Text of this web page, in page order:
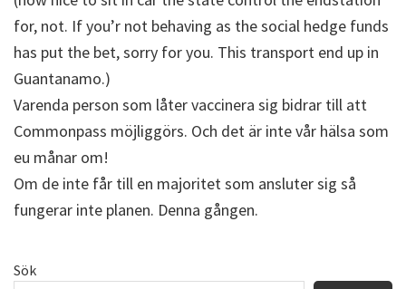
for, not. If you’r not behaving as the social hedge funds
has put the bet, sorry for you. This transport end up in
Guantanamo.)
Varenda person som låter vaccinera sig bidrar till att
Commonpass möjliggörs. Och det är inte vår hälsa som
eu månar om!
Om de inte får till en majoritet som ansluter sig så
fungerar inte planen. Denna gången.
Primärt
Sök